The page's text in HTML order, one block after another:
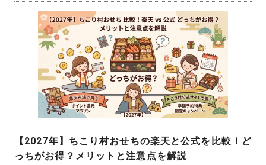
【2027年】ちこり村おせちの楽天と公式を比較！ど
っちがお得？メリットと注意点を解説